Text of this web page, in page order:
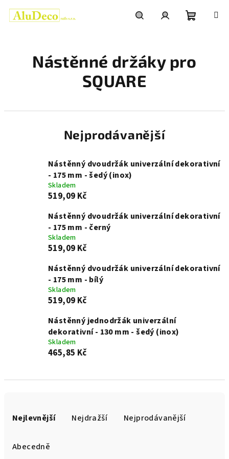
obsah
košík
Nástěnné držáky pro
SQUARE
Nejprodávanější
Nástěnný dvoudržák univerzální dekorativní
- 175 mm - šedý (inox)
Skladem
519,09 Kč
Nástěnný dvoudržák univerzální dekorativní
- 175 mm - černý
Skladem
519,09 Kč
Nástěnný dvoudržák univerzální dekorativní
- 175 mm - bílý
Skladem
519,09 Kč
Nástěnný jednodržák univerzální
dekorativní - 130 mm - šedý (inox)
Skladem
465,85 Kč
Nejlevnější Nejdražší Nejprodávanější
Abecedně